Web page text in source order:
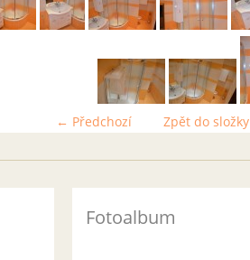
← Předchozí Zpět do složky
Fotoalbum